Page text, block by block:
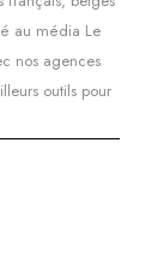
au média Le
nos agences
outils pour